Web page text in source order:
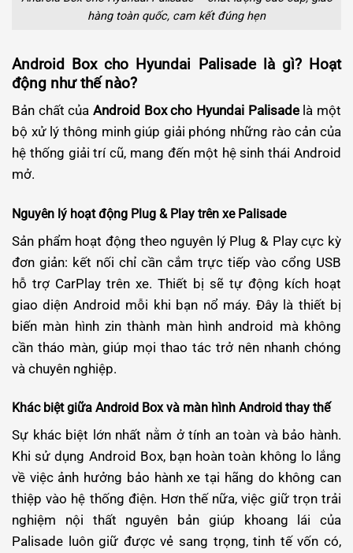
hàng toàn quốc, cam kết đúng hẹn
Android Box cho Hyundai Palisade là gì? Hoạt
động như thế nào?
Bản chất của Android Box cho Hyundai Palisadelà một
bộ xử lý thông minh giúp giải phóng những rào cản của
hệ thống giải trí cũ, mang đến một hệ sinh thái Android
mở.
Nguyên lý hoạt động Plug & Play trên xe Palisade
Sản phẩm hoạt động theo nguyên lý Plug & Play cực kỳ
đơn giản: kết nối chỉ cần cắm trực tiếp vào cổng USB
hỗ trợ CarPlay trên xe. Thiết bị sẽ tự động kích hoạt
giao diện Android mỗi khi bạn nổ máy. Đây là thiết bị
biến màn hình zin thành màn hình android mà không
cần tháo màn, giúp mọi thao tác trở nên nhanh chóng
và chuyên nghiệp.
Khác biệt giữa Android Box và màn hình Android thay thế
Sự khác biệt lớn nhất nằm ở tính an toàn và bảo hành.
Khi sử dụng Android Box, bạn hoàn toàn không lo lắng
về việc ảnh hưởng bảo hành xe tại hãng do không can
thiệp vào hệ thống điện. Hơn thế nữa, việc giữ trọn trải
nghiệm nội thất nguyên bản giúp khoang lái của
Palisade luôn giữ được vẻ sang trọng, tinh tế vốn có,